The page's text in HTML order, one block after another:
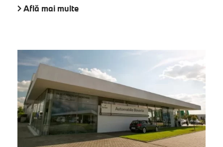
Află mai multe